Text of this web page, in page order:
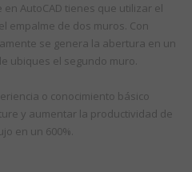
AutoCAD tienes que utilizar el
empalme de dos muros. Con
se genera la abertura en un
ubiques el segundo muro.
o conocimiento básico
y aumentar la productividad de
en un 600%.